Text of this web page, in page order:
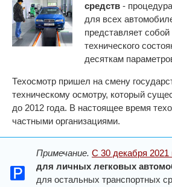
средств -
для всех
представляет собой
технического
десяткам
Техосмотр пришел на смену
техническому осмотру, который
до 2012 года. В настоящее время
частными организациями.
Примечание. С 30 декабря 2021
для личных легковых
для остальных транспортных